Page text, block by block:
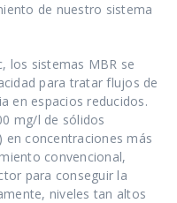
de nuestro sistema
los sistemas MBR se
para tratar flujos de
en espacios reducidos.
mg/l de sólidos
en concentraciones más
convencional,
para conseguir la
niveles tan altos